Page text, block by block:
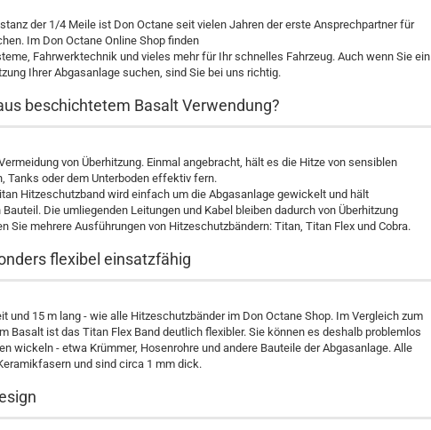
der 1/4 Meile ist Don Octane seit vielen Jahren der erste Ansprechpartner für
Im Don Octane Online Shop finden
Fahrwerktechnik und vieles mehr für Ihr schnelles Fahrzeug. Auch wenn Sie ein
Ihrer Abgasanlage suchen, sind Sie bei uns richtig.
beschichtetem Basalt Verwendung?
von Überhitzung. Einmal angebracht, hält es die Hitze von sensiblen
Tanks oder dem Unterboden effektiv fern.
Hitzeschutzband wird einfach um die Abgasanlage gewickelt und hält
Die umliegenden Leitungen und Kabel bleiben dadurch von Überhitzung
Sie mehrere Ausführungen von Hitzeschutzbändern: Titan, Titan Flex und Cobra.
flexibel einsatzfähig
und 15 m lang - wie alle Hitzeschutzbänder im Don Octane Shop. Im Vergleich zum
Basalt ist das Titan Flex Band deutlich flexibler. Sie können es deshalb problemlos
wickeln - etwa Krümmer, Hosenrohre und andere Bauteile der Abgasanlage. Alle
und sind circa 1 mm dick.